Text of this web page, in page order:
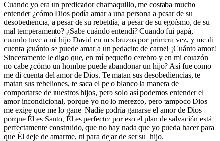
Cuando yo era un predicador chamaquillo, me costaba mucho
entender ¿cómo Dios podía amar a una persona a pesar de su
desobediencia, a pesar de su rebeldía, a pesar de su egoísmo, de su
mal temperamento? ¿Sabe cuándo entendí? Cuando fui papá,
cuando tuve a mi hijo David en mis brazos por primera vez, y me di
cuenta ¡cuánto se puede amar a un pedacito de carne! ¡Cuánto amor!
Sinceramente le digo que, en mí pequeño cerebro y en mi corazón
no cabe ¿cómo un hombre puede abandonar un hijo? Así fue como
me di cuenta del amor de Dios. Te matan sus desobediencias, te
matan sus rebeliones, te saca el pelo blanco la manera de
comportarse de nuestros hijos, pero solo así podemos entender el
amor incondicional, porque yo no lo merezco, pero tampoco Dios
me exige que me lo gane. Nadie podría ganarse el amor de Dios
porque Él es Santo, Él es perfecto; por eso el plan de salvación está
perfectamente construido, que no hay nada que yo pueda hacer para
que Él deje de amarme, ni para dejar de ser su hijo.